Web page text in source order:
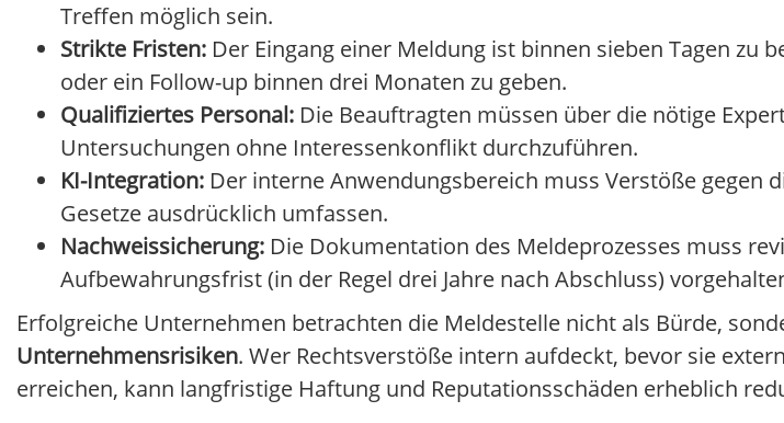
Treffen möglich sein.
Strikte Fristen: Der Eingang einer Meldung ist binnen sieben Tagen zu
oder ein Follow-up binnen drei Monaten zu geben.
Qualifiziertes Personal: Die Beauftragten müssen über die nötige
Untersuchungen ohne Interessenkonflikt durchzuführen.
KI-Integration: Der interne Anwendungsbereich muss Verstöße gegen
Gesetze ausdrücklich umfassen.
Nachweissicherung: Die Dokumentation des Meldeprozesses muss
Aufbewahrungsfrist (in der Regel drei Jahre nach Abschluss)
Erfolgreiche Unternehmen betrachten die Meldestelle nicht als Bürde,
Unternehmensrisiken. Wer Rechtsverstöße intern aufdeckt, bevor sie
erreichen, kann langfristige Haftung und Reputationsschäden erheblich